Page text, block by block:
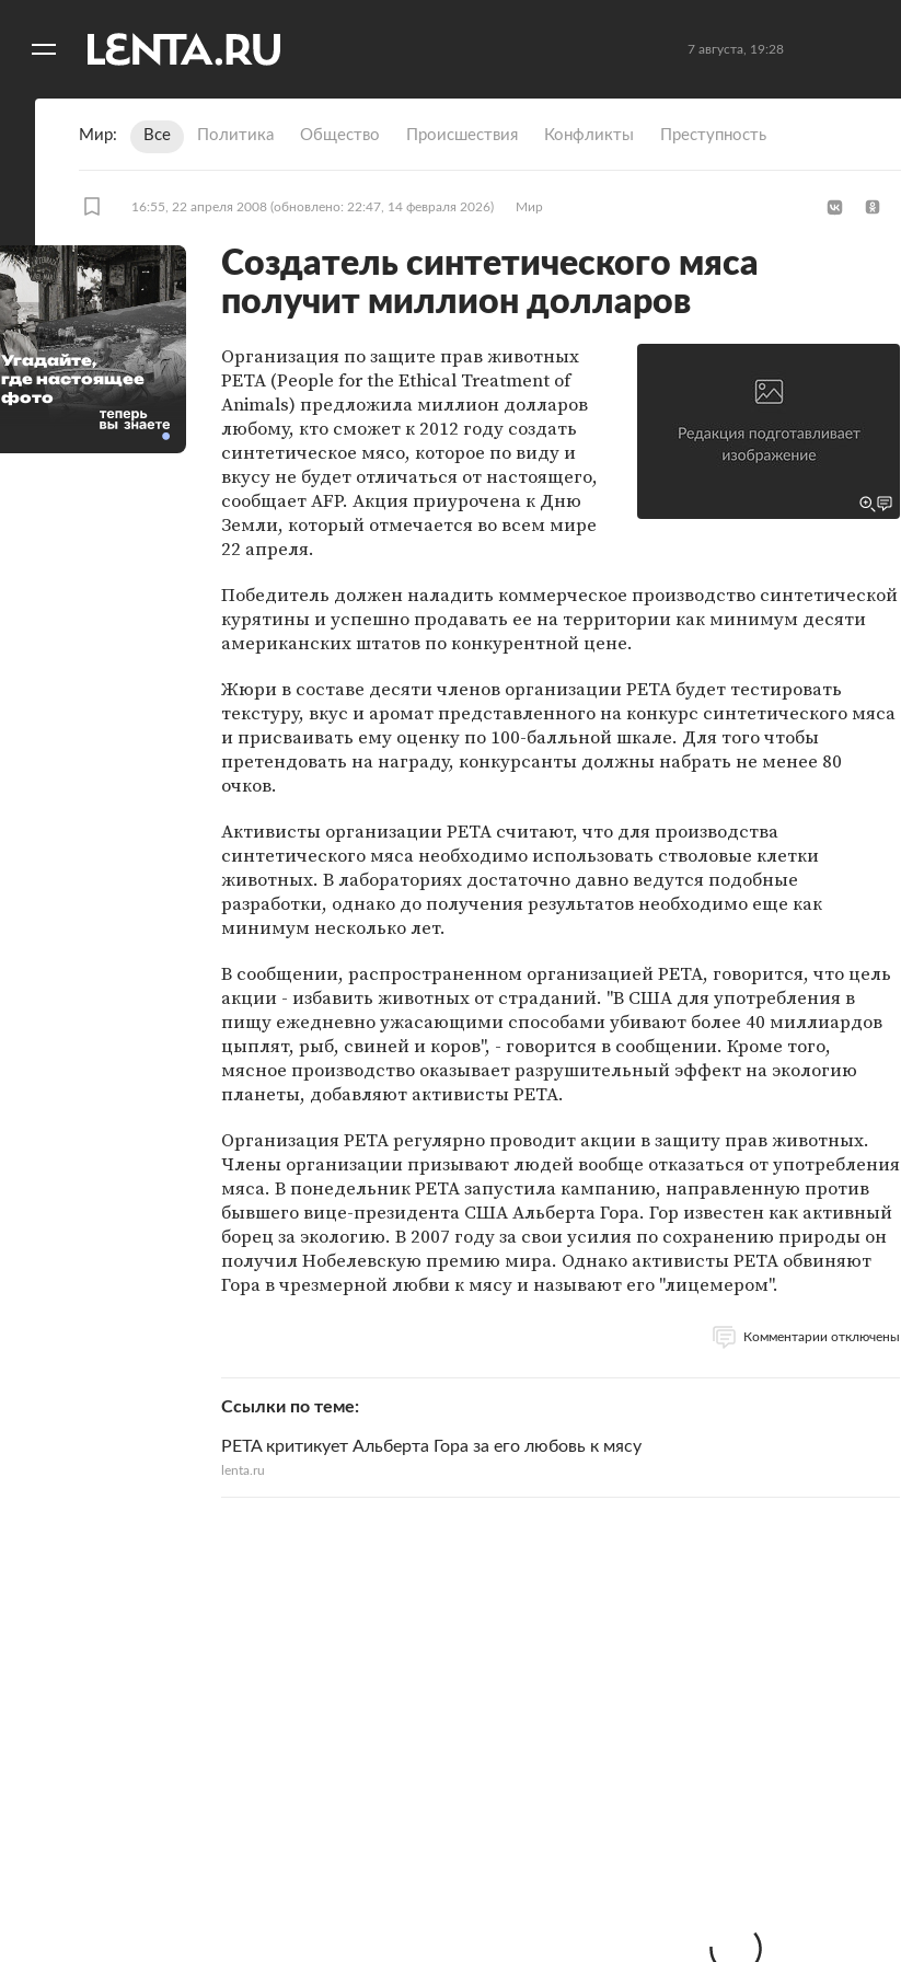
7 августа, 19:28
Мир Все Политика Общество Происшествия Конфликты Преступность
16:55, 22 апреля 2008 (обновлено: 22:47, 14 февраля 2026) Мир
Создатель синтетического мяса
получит миллион долларов
Организация по защите прав животных
PETA (People for the Ethical Treatment of
Animals) предложила миллион долларов
любому, кто сможет к 2012 году создать
синтетическое мясо, которое по виду и
вкусу не будет отличаться от настоящего,
сообщает AFP. Акция приурочена к Дню
Земли, который отмечается во всем мире
22 апреля.
Победитель должен наладить коммерческое производство синтетической
курятины и успешно продавать ее на территории как минимум десяти
американских штатов по конкурентной цене.
Жюри в составе десяти членов организации PETA будет тестировать
текстуру, вкус и аромат представленного на конкурс синтетического мяса
и присваивать ему оценку по 100-балльной шкале. Для того чтобы
претендовать на награду, конкурсанты должны набрать не менее 80
очков.
Активисты организации PETA считают, что для производства
синтетического мяса необходимо использовать стволовые клетки
животных. В лабораториях достаточно давно ведутся подобные
разработки, однако до получения результатов необходимо еще как
минимум несколько лет.
В сообщении, распространенном организацией PETA, говорится, что цель
акции - избавить животных от страданий. "В США для употребления в
пищу ежедневно ужасающими способами убивают более 40 миллиардов
цыплят, рыб, свиней и коров", - говорится в сообщении. Кроме того,
мясное производство оказывает разрушительный эффект на экологию
планеты, добавляют активисты PETA.
Организация PETA регулярно проводит акции в защиту прав животных.
Члены организации призывают людей вообще отказаться от употребления
мяса. В понедельник PETA запустила кампанию, направленную против
бывшего вице-президента США Альберта Гора. Гор известен как активный
борец за экологию. В 2007 году за свои усилия по сохранению природы он
получил Нобелевскую премию мира. Однако активисты PETA обвиняют
Гора в чрезмерной любви к мясу и называют его "лицемером".
Комментарии отключены
Ссылки по теме
PETA критикует Альберта Гора за его любовь к мясу
lenta.ru
Угадайте,
где настоящее
фото